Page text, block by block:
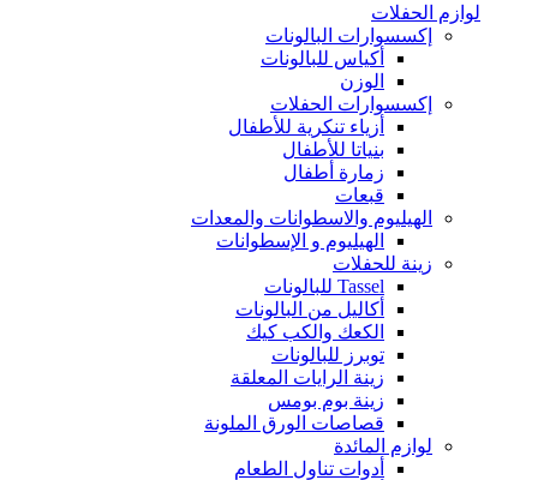
لوازم الحفلات
إكسسوارات البالونات
أكياس للبالونات
الوزن
إكسسوارات الحفلات
أزياء تنكرية للأطفال
بنياتا للأطفال
زمارة أطفال
قبعات
الهيليوم والاسطوانات والمعدات
الهيليوم و الإسطوانات
زينة للحفلات
Tassel للبالونات
أكاليل من البالونات
الكعك والكب كيك
توبرز للبالونات
زينة الرايات المعلقة
زينة بوم بومس
قصاصات الورق الملونة
لوازم المائدة
أدوات تناول الطعام